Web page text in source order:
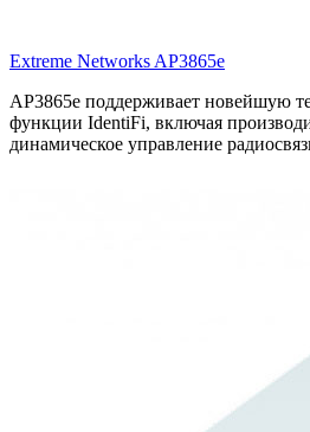
Extreme Networks AP3865e
AP3865e поддерживает новейшую
функции IdentiFi, включая
динамическое управление